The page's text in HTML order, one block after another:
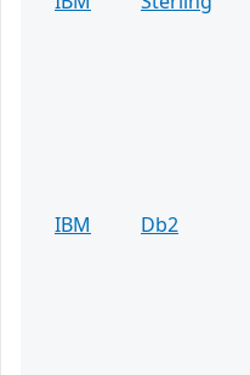
IBM
Db2